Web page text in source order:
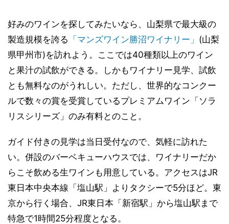
好みのワインを探してみたいなら、山梨県で最大級の
製造規模を誇る 「マンズワイン勝沼ワイナリー」 (山梨
県甲州市)を訪れよう。ここでは40種類以上のワイン
と果汁の試飲ができる。しかもワイナリー見学、試飲
とも無料なのがうれしい。ただし、世界的なコンクー
ルで数々の賞を受賞しているプレミアムワイン「ソラ
リスシリーズ」のみ有料とのこと。
ガイド付きの見学は当日受付なので、気軽に訪れた
い。併設のバーベキューハウスでは、ワイナリーだか
らこそ飲める生ワインも用意している。アクセスはJR
東日本中央本線「塩山駅」よりタクシーで5分ほど。東
京から行く場合、JR東日本「新宿駅」から塩山駅まで
特急で1時間25分程度となる。